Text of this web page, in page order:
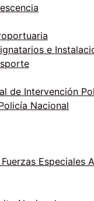
e
de Intervención
Nacional
Especiales